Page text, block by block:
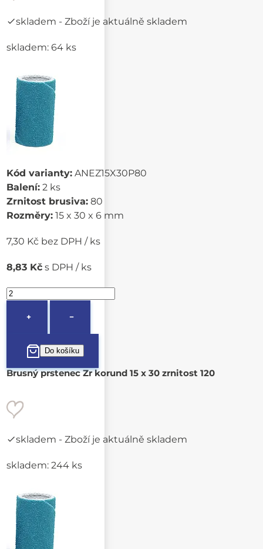
skladem - Zboží je aktuálně skladem
skladem: 64 ks
Kód varianty: ANEZ15X30P80
Balení: 2 ks
Zrnitost brusiva: 80
Rozměry: 15 x 30 x 6 mm
7,30 Kč bez DPH / ks
8,83 Kč s DPH / ks
+ −
Brusný prstenec Zr korund 15 x 30 zrnitost 120
skladem - Zboží je aktuálně skladem
skladem: 244 ks